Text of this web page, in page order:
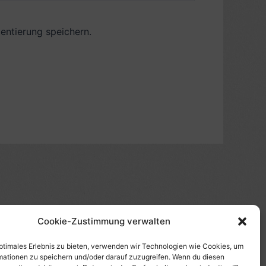
Cookie-Zustimmung verwalten
Erlebnis zu bieten, verwenden wir Technologien wie Cookies, um
zu speichern und/oder darauf zuzugreifen. Wenn du diesen
speichern.
"Amazon-Suche" und/oder mit Sternchen (*):
etwas kaufst, erhalte ich eine Provision. Du zahlst
diese Seite. Als Amazon-Partner verdiene ich an